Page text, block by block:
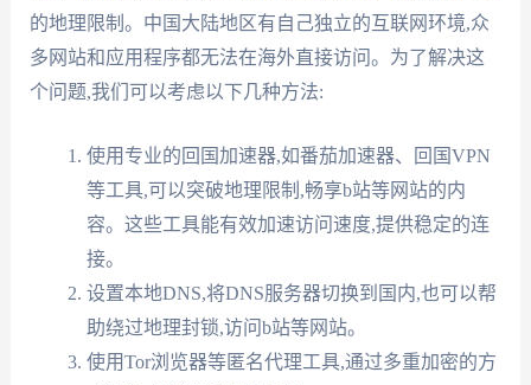
的地理限制。中国大陆地区有自己独立的互联网环境,众
多网站和应用程序都无法在海外直接访问。为了解决这
个问题,我们可以考虑以下几种方法:
使用专业的回国加速器,如番茄加速器、回国VPN
等工具,可以突破地理限制,畅享b站等网站的内
容。这些工具能有效加速访问速度,提供稳定的连
接。
设置本地DNS,将DNS服务器切换到国内,也可以帮
助绕过地理封锁,访问b站等网站。
使用Tor浏览器等匿名代理工具,通过多重加密的方